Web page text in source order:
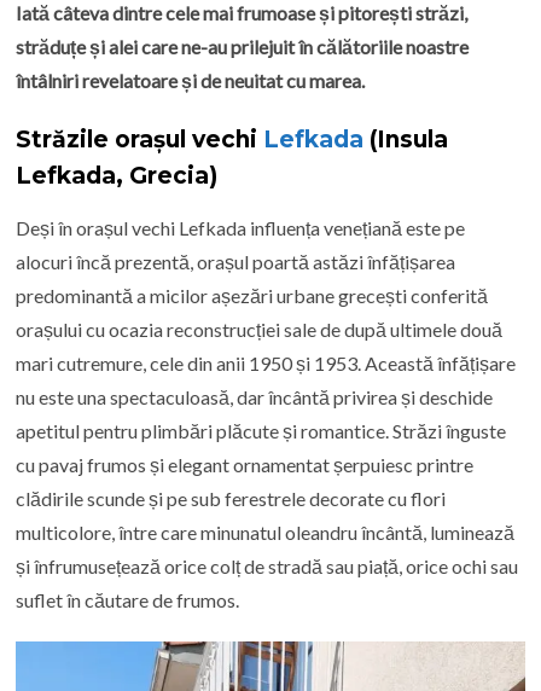
Iată câteva dintre cele mai frumoase și pitorești străzi,
străduțe și alei care ne-au prilejuit în călătoriile noastre
întâlniri revelatoare și de neuitat cu marea.
Străzile orașul vechi Lefkada (Insula
Lefkada, Grecia)
Deși în orașul vechi Lefkada influența venețiană este pe
alocuri încă prezentă, orașul poartă astăzi înfățișarea
predominantă a micilor așezări urbane grecești conferită
orașului cu ocazia reconstrucției sale de după ultimele două
mari cutremure, cele din anii 1950 și 1953. Această înfățișare
nu este una spectaculoasă, dar încântă privirea și deschide
apetitul pentru plimbări plăcute și romantice. Străzi înguste
cu pavaj frumos și elegant ornamentat șerpuiesc printre
clădirile scunde și pe sub ferestrele decorate cu flori
multicolore, între care minunatul oleandru încântă, luminează
și înfrumusețează orice colț de stradă sau piață, orice ochi sau
suflet în căutare de frumos.